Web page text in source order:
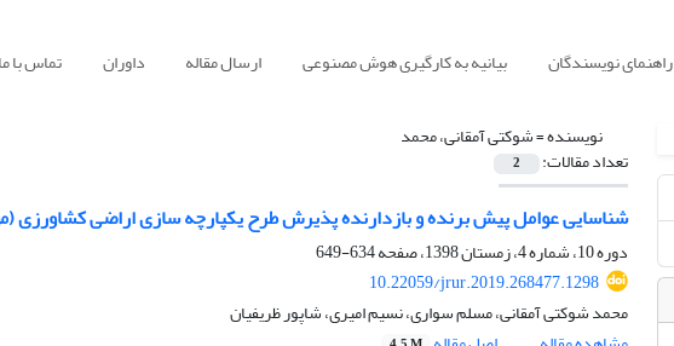
راهنمای نویسندگان بیانیه به کارگیری هوش مصنوعی ارسال مقاله داوران تماس با ما
نویسنده =شوکتی آمقانی، محمد
تعداد مقالات: 2
شناسایی عوامل پیش‏ برنده و بازدارنده پذیرش طرح یکپارچه‏ سازی اراضی
دوره 10، شماره 4، زمستان 1398، صفحه
634-649
10.22059/jrur.2019.268477.1298
محمد شوکتی آمقانی، مسلم سواری، نسیم امیری، شاپور ظریفیان